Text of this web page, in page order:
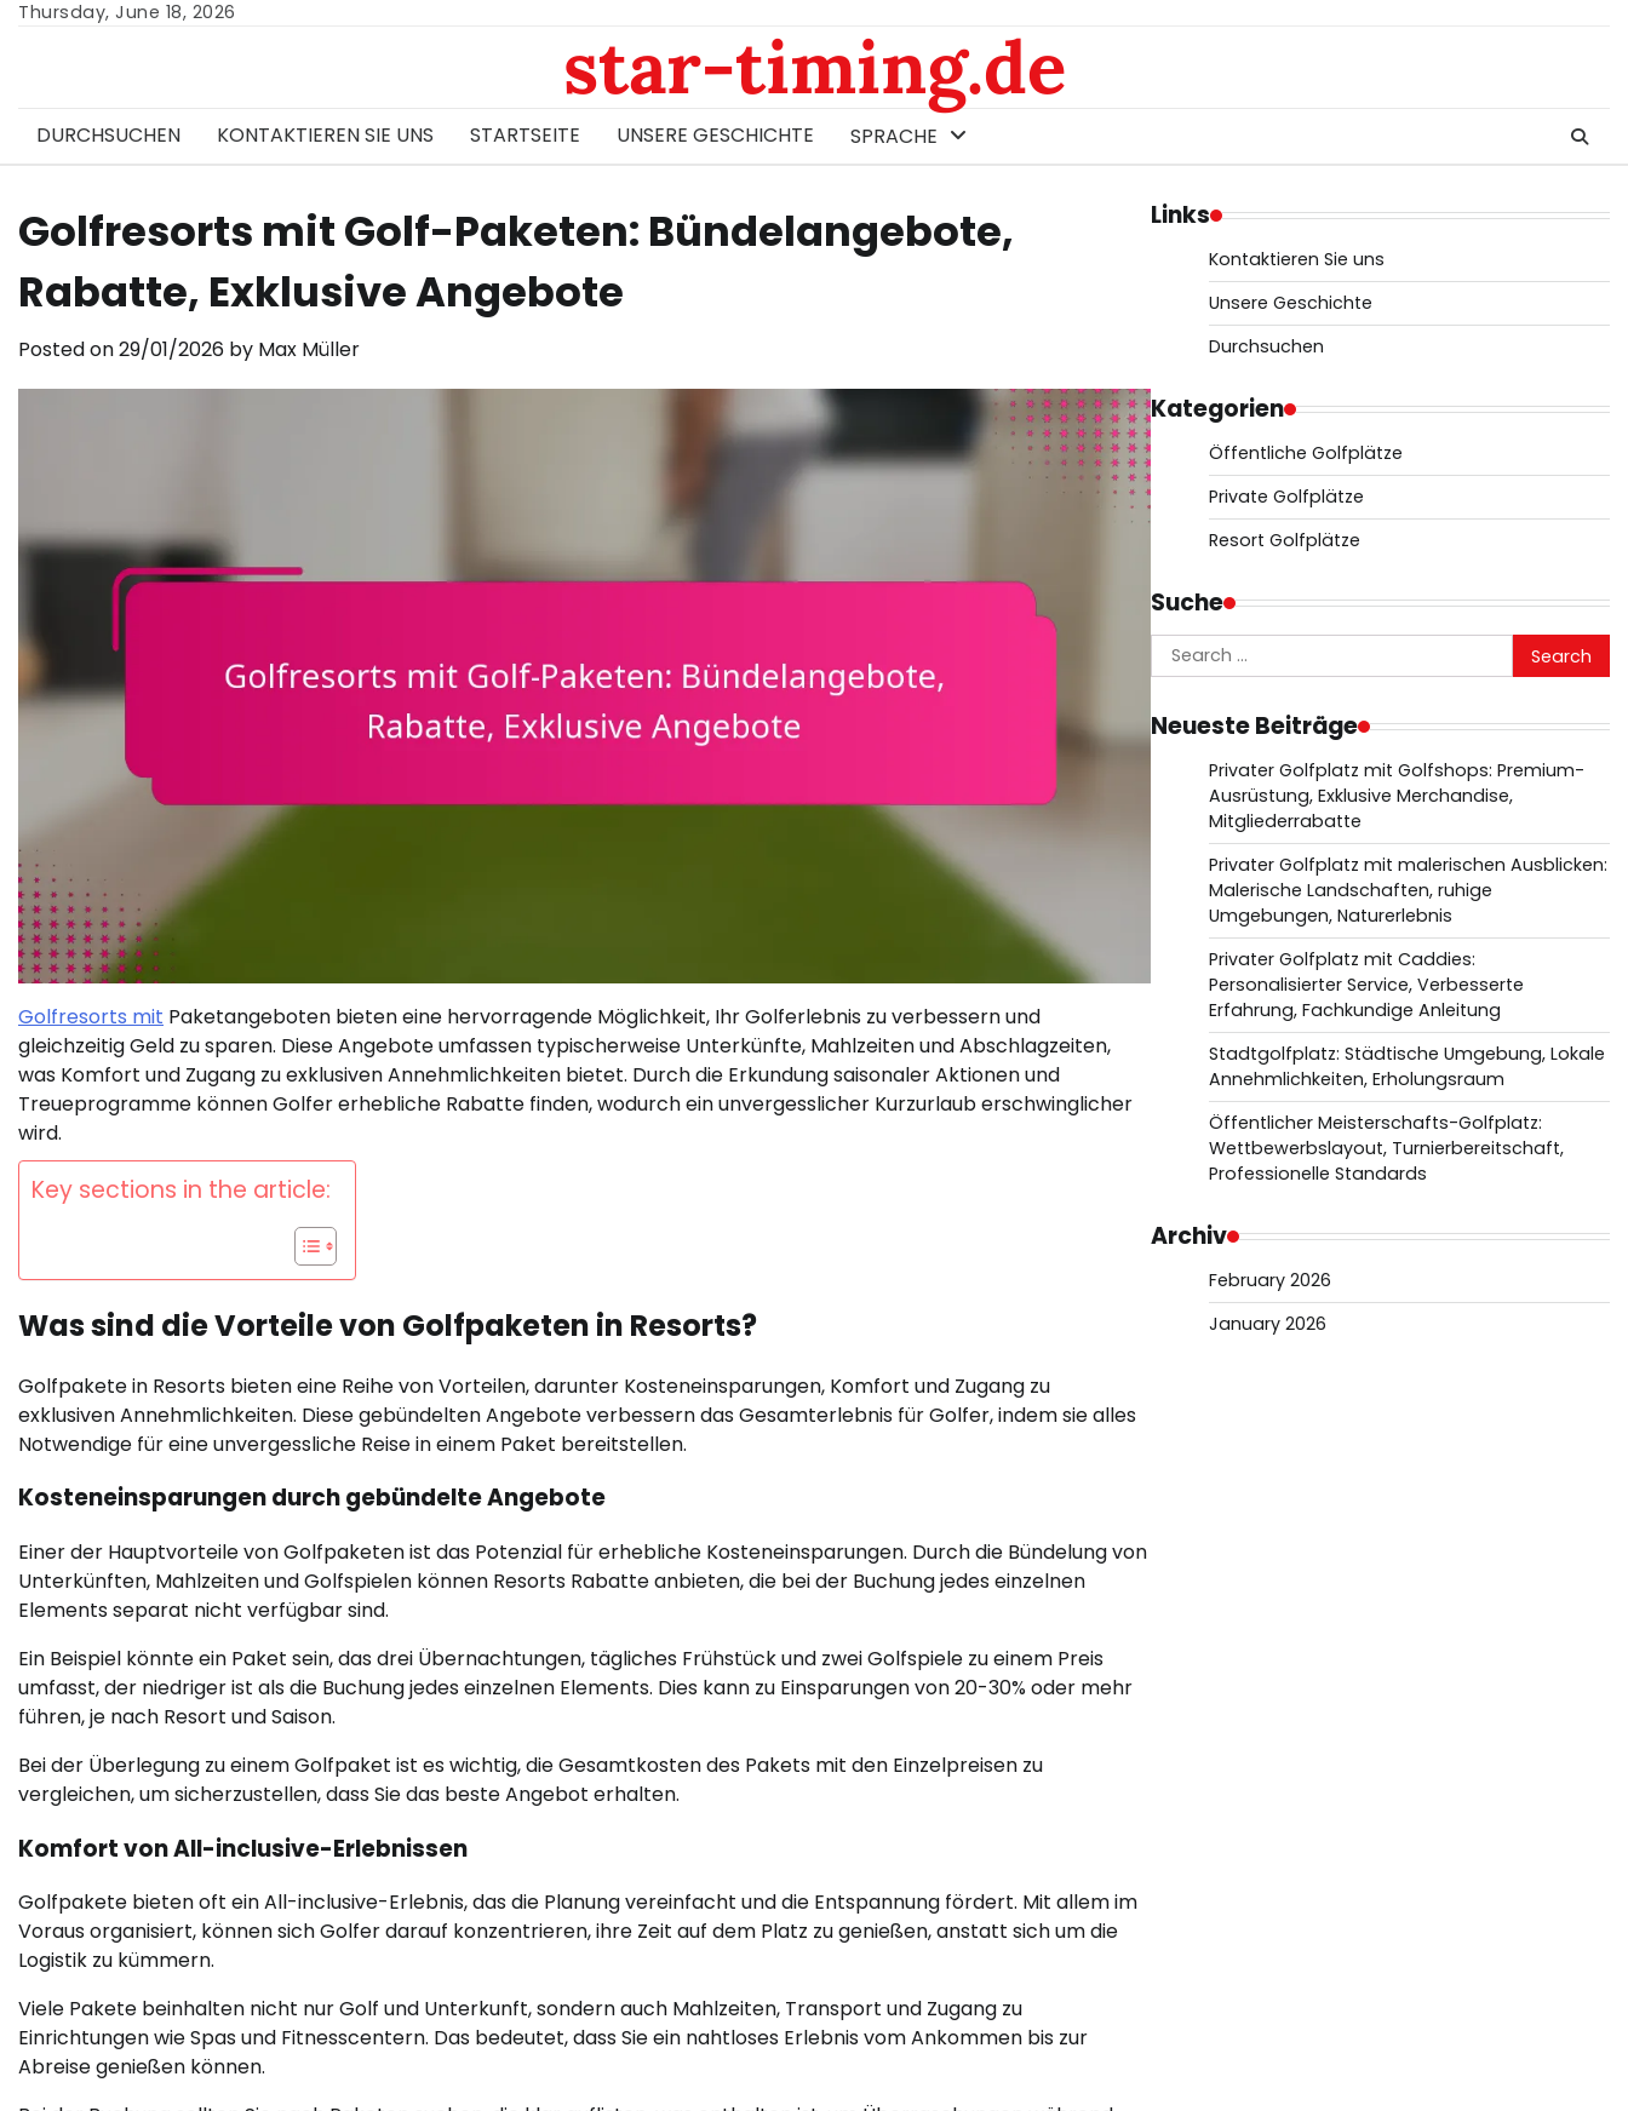
SkipThursday, June 18, 2026
star-timing.de
DURCHSUCHEN KONTAKTIEREN SIE UNS STARTSEITE UNSERE GESCHICHTE SPRACHE
Golfresorts mit Golf-Paketen: Bündelangebote,
Rabatte, Exklusive Angebote
Posted on29/01/2026 by Max Müller
Golfresorts mit Paketangeboten bieten eine hervorragende Möglichkeit, Ihr Golferlebnis zu verbessern und
gleichzeitig Geld zu sparen. Diese Angebote umfassen typischerweise Unterkünfte, Mahlzeiten und Abschlagzeiten,
was Komfort und Zugang zu exklusiven Annehmlichkeiten bietet. Durch die Erkundung saisonaler Aktionen und
Treueprogramme können Golfer erhebliche Rabatte finden, wodurch ein unvergesslicher Kurzurlaub erschwinglicher
wird.
Key sections in the article:
Was sind die Vorteile von Golfpaketen in Resorts?
Golfpakete in Resorts bieten eine Reihe von Vorteilen, darunter Kosteneinsparungen, Komfort und Zugang zu
exklusiven Annehmlichkeiten. Diese gebündelten Angebote verbessern das Gesamterlebnis für Golfer, indem sie alles
Notwendige für eine unvergessliche Reise in einem Paket bereitstellen.
Kosteneinsparungen durch gebündelte Angebote
Einer der Hauptvorteile von Golfpaketen ist das Potenzial für erhebliche Kosteneinsparungen. Durch die Bündelung von
Unterkünften, Mahlzeiten und Golfspielen können Resorts Rabatte anbieten, die bei der Buchung jedes einzelnen
Elements separat nicht verfügbar sind.
Ein Beispiel könnte ein Paket sein, das drei Übernachtungen, tägliches Frühstück und zwei Golfspiele zu einem Preis
umfasst, der niedriger ist als die Buchung jedes einzelnen Elements. Dies kann zu Einsparungen von 20-30% oder mehr
führen, je nach Resort und Saison.
Bei der Überlegung zu einem Golfpaket ist es wichtig, die Gesamtkosten des Pakets mit den Einzelpreisen zu
vergleichen, um sicherzustellen, dass Sie das beste Angebot erhalten.
Komfort von All-inclusive-Erlebnissen
Golfpakete bieten oft ein All-inclusive-Erlebnis, das die Planung vereinfacht und die Entspannung fördert. Mit allem im
Voraus organisiert, können sich Golfer darauf konzentrieren, ihre Zeit auf dem Platz zu genießen, anstatt sich um die
Logistik zu kümmern.
Viele Pakete beinhalten nicht nur Golf und Unterkunft, sondern auch Mahlzeiten, Transport und Zugang zu
Einrichtungen wie Spas und Fitnesscentern. Das bedeutet, dass Sie ein nahtloses Erlebnis vom Ankommen bis zur
Abreise genießen können.
Links
Kontaktieren Sie uns
Unsere Geschichte
Durchsuchen
Kategorien
Öffentliche Golfplätze
Private Golfplätze
Resort Golfplätze
Suche
Search
for:
Neueste Beiträge
Privater Golfplatz mit Golfshops: Premium-
Ausrüstung, Exklusive Merchandise,
Mitgliederrabatte
Privater Golfplatz mit malerischen Ausblicken:
Malerische Landschaften, ruhige
Umgebungen, Naturerlebnis
Privater Golfplatz mit Caddies:
Personalisierter Service, Verbesserte
Erfahrung, Fachkundige Anleitung
Stadtgolfplatz: Städtische Umgebung, Lokale
Annehmlichkeiten, Erholungsraum
Öffentlicher Meisterschafts-Golfplatz:
Wettbewerbslayout, Turnierbereitschaft,
Professionelle Standards
Archiv
February 2026
January 2026